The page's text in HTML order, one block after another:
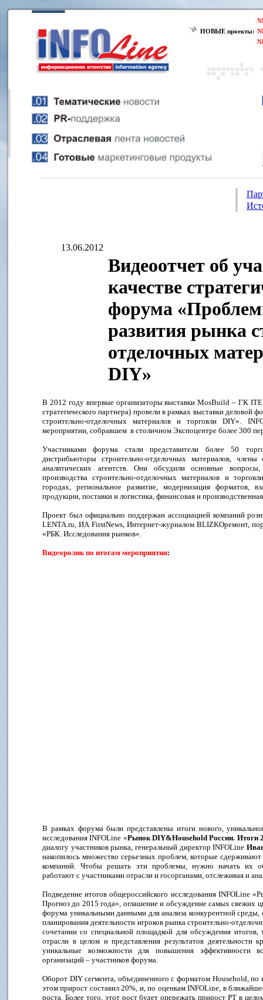
НОВЫЕ проекты:
13.06.2012
Видеоотчет об
качестве
форума
развития рынка
отделочных
DIY»
В 2012 году впервые организаторы выставки MosBuild – ГК ITE
стратегического партнера) провели в рамках выставки
строительно-отделочных материалов и торговли DIY».
мероприятии, собравшем в столичном Экспоцентре более 300
Участниками форума стали представители более 50
дистрибьюторы строительно-отделочных материалов,
аналитических агентств. Они обсудили основные
производства строительно-отделочных материалов и
городах, региональное развитие, модернизация форматов,
продукции, поставки и логистика, финансовая и
Проект был официально поддержан ассоциацией компаний
LENTA.ru, ИА FirstNews, Интернет-журналом BLIZKOремонт,
«РБК. Исследования рынков».
Видеоролик по итогам мероприятия:
В рамках форума были представлены итоги нового,
исследования INFOLine «Рынок DIY&Household России. Итоги
диалогу участников рынка, генеральный директор INFOLine
накопилось множество серьезных проблем, которые
компаний. Чтобы решать эти проблемы, нужно начать их
работают с участниками отрасли и госорганами, отслеживая и
Подведение итогов общероссийского исследования INFOLine
Прогноз до 2015 года», оглашение и обсуждение самых свежих
форума уникальными данными для анализа конкурентной
планирования деятельности игроков рынка строительно-
сочетании со специальной площадкой для обсуждения итогов,
отрасли в целом и представления результатов
уникальные возможности для повышения эффективности
организаций – участников форума.
Оборот DIY сегмента, объединенного с форматом Household,
этом прирост составил 20%, и, по оценкам INFOLine, в
роста. Более того, этот рост будет опережать прирост РТ в